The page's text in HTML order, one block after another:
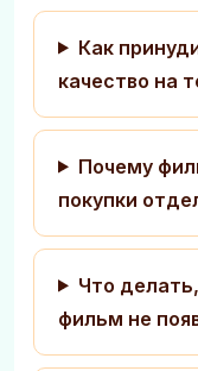
Как
качество на
Почему
покупки
Что
фильм не